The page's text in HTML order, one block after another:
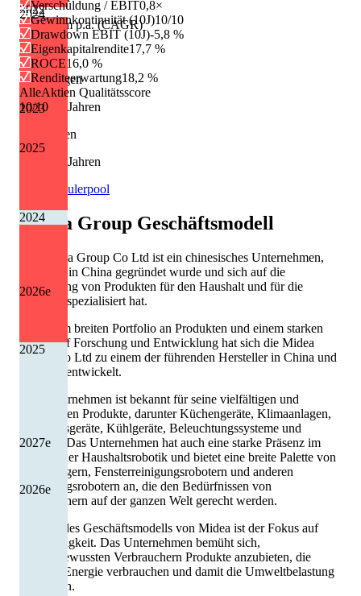
2024
2025
2026e
2027e
2022
2023
2024
2025
2026e
Verschuldung / EBIT0,8×
Gewinnkontinuität (10J)10/10
Drawdown EBIT (10J)-5,8 %
Eigenkapitalrendite17,7 %
ROCE16,0 %
Renditeerwartung18,2 %
AlleAktien Qualitätsscore
10/10
Wachstum p.a. (CAGR)
+14,1 %
Erhöhungen
8 von 10 Jahren
Kürzungen
1 von 10 Jahren
Quelle: Eulerpool
Midea Group Geschäftsmodell
Die Midea Group Co Ltd ist ein chinesisches Unternehmen,
das 1968 in China gegründet wurde und sich auf die
Herstellung von Produkten für den Haushalt und für die
Industrie spezialisiert hat.
Mit einem breiten Portfolio an Produkten und einem starken
Fokus auf Forschung und Entwicklung hat sich die Midea
Group Co Ltd zu einem der führenden Hersteller in China und
weltweit entwickelt.
Das Unternehmen ist bekannt für seine vielfältigen und
innovativen Produkte, darunter Küchengeräte, Klimaanlagen,
Haushaltsgeräte, Kühlgeräte, Beleuchtungssysteme und
Roboter. Das Unternehmen hat auch eine starke Präsenz im
Bereich der Haushaltsrobotik und bietet eine breite Palette von
Staubsaugern, Fensterreinigungsrobotern und anderen
Reinigungsrobotern an, die den Bedürfnissen von
Verbrauchern auf der ganzen Welt gerecht werden.
Ein Teil des Geschäftsmodells von Midea ist der Fokus auf
Nachhaltigkeit. Das Unternehmen bemüht sich,
umweltbewussten Verbrauchern Produkte anzubieten, die
weniger Energie verbrauchen und damit die Umweltbelastung
verringern.